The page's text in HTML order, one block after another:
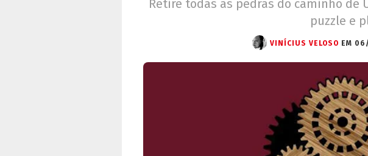
Retire todas as pedras do caminho
puzzle e
VINÍCIUS VELOSO EM